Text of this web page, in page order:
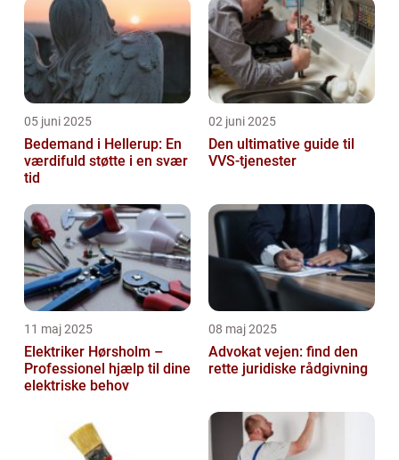
05 juni 2025
Bedemand i Hellerup: En
værdifuld støtte i en svær
tid
02 juni 2025
Den ultimative guide til
VVS-tjenester
11 maj 2025
Elektriker Hørsholm –
Professionel hjælp til dine
elektriske behov
08 maj 2025
Advokat vejen: find den
rette juridiske rådgivning